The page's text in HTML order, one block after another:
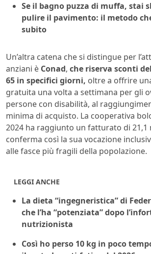
Se il bagno puzza di muffa, stai
pulire il pavimento: il metodo
subito
Un’altra catena che si distingue per
anziani è Conad, che riserva sconti
65 in specifici giorni, oltre a offrire
gratuita una volta a settimana per gli
persone con disabilità, al
minima di acquisto. La cooperativa
2024 ha raggiunto un fatturato di 21,1
conferma così la sua vocazione
alle fasce più fragili della popolazione.
LEGGI ANCHE
La dieta “ingegneristica” di
che l’ha “potenziata” dopo
nutrizionista
Così ho perso 10 kg in poco